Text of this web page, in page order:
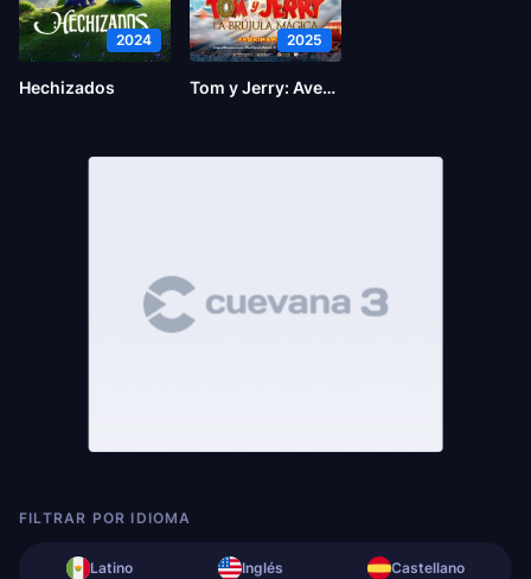
2024
Hechizados
2025
Tom y Jerry: Aventura en el tiempo
FILTRAR POR IDIOMA
Latino Inglés Castellano